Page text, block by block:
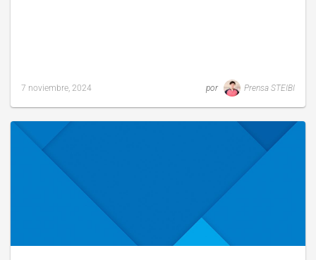
noviembre,
2024
7 noviembre, 2024 por Prensa STEIBI